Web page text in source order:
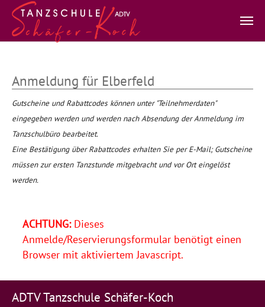
Anmeldung für Elberfeld
Gutscheine und Rabattcodes können unter "Teilnehmerdaten"
eingegeben werden und werden nach Absendung der Anmeldung im
Tanzschulbüro bearbeitet.
Eine Bestätigung über Rabattcodes erhalten Sie per E-Mail; Gutscheine
müssen zur ersten Tanzstunde mitgebracht und vor Ort eingelöst
werden.
ACHTUNG:Dieses
Anmelde/Reservierungsformular benötigt einen
Browser mit aktiviertem Javascript.
ADTV Tanzschule Schäfer-Koch